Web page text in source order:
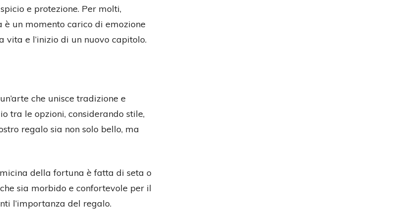
e protezione. Per molti,
un momento carico di emozione
vita e l’inizio di un nuovo capitolo.
che unisce tradizione e
tra le opzioni, considerando stile,
regalo sia non solo bello, ma
della fortuna è fatta di seta o
sia morbido e confortevole per il
l’importanza del regalo.